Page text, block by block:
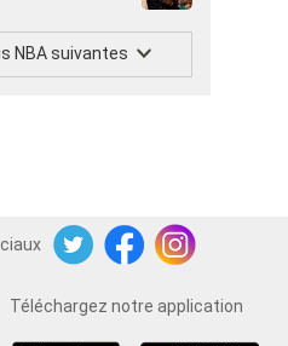
NBA suivantes
FacebookInstagram
Téléchargez notre application